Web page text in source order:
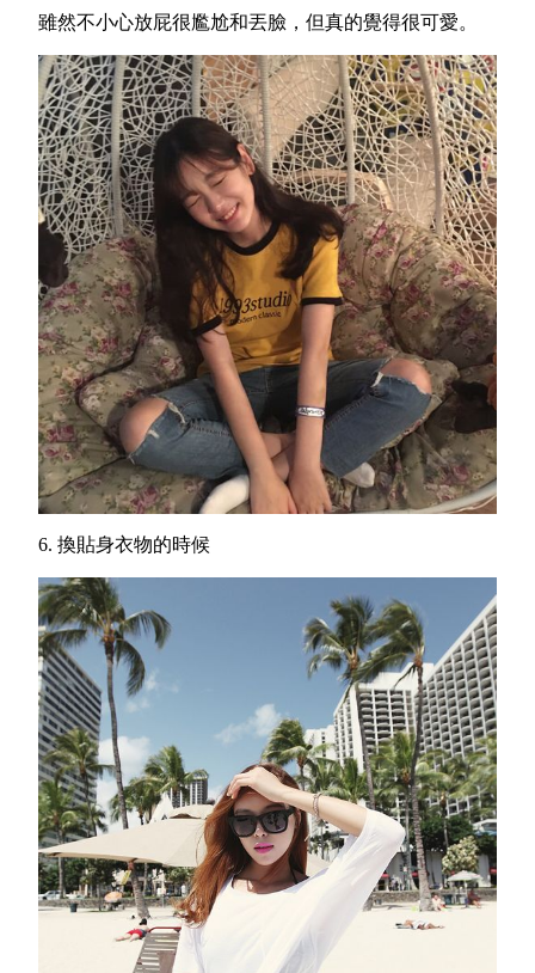
雖然不小心放屁很尷尬和丟臉 ，但真的覺得很可愛。
6. 換貼身衣物的時候